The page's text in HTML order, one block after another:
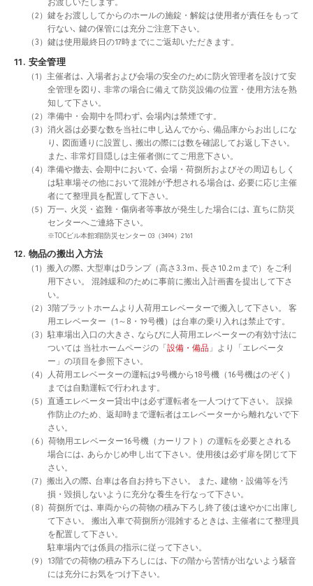
（2）鍵をお渡ししてからのホールの施錠・解錠は使用者が責任をもって
行ない､ 鍵の保管には充分ご注意下さい。
（3）鍵は使用最終日の17時までにご返却いただきます。
11. 安全管理
（1）主催者は､ 入場者および会場の安全のために防火管理者を設けて安
全管理を図り､ 非常の場合に備えて防災設備の位置・使用方法を熟
知して下さい。
（2）準備中・会期中を問わず､ 会場内は禁煙です。
（3）消火器は必要な数を当社に申し込んでから､ 備品庫からお出しにな
り､ 図面通りに設置し､ 搬出の際には数を確認してお返し下さい。
また､ 非常灯目隠しは主催者側にてご用意下さい。
（4）準備や撤去､ 会期中において､ 会場・荷捌所およびその周辺もしく
は駐車場その他において混雑が予想される場合は､ 必要に応じ主催
者にて整理員を配置して下さい。
（5）万一､ 火災・盗難・傷病者等事故が発生した場合には､ 直ちに防災
センターへご連絡下さい。
※TOCビル本館3階防災センター 03（3494）2161
12. 物品の搬出入方法
（1）搬入の際､ 大型車はDランプ（高さ3.3ｍ､ 長さ10.2ｍまで）をご利
用下さい。 混雑緩和のために事前に搬出入計画書を提出して下さ
い。
（2）3階プラットホームより人荷用エレベーターで搬入して下さい。 客
用エレベーター（1～8・19号機）は台車の乗り入れは禁止です。
（3）駐車場出入口の大きさ､ ならびに人荷用エレベーターの有効寸法に
ついては 当社ホームページの「設備・備品 」より「エレベータ
ー」の項目を参照下さい。
（4）人荷用エレベーターの運転は9号機から18号機（16号機はのぞく）
までは自動運転で行われます。
（5）直通エレベーター貸出中は必ず運転者を一人つけて下さい。 誤操
作防止のため、返却時まで運転者はエレベーターから離れないで下
さい。
（6）荷物用エレベーター16号機（カーリフト）の運転を必要とされる
場合には､ あらかじめ申し出て下さい。使用後は必ず扉を閉じて下
さい。
（7）搬出入の際､ 台車は各自お持ち下さい。 また､ 建物・設備等を汚
損・毀損しないように充分な養生を行なって下さい。
（8）荷捌所では､ 車両からの荷物の積み下ろし終了後は速やかに出庫し
て下さい。 搬出入車で荷捌所が混雑するときは､ 主催者にて整理員
を配置して下さい。
駐車場内では係員の指示に従って下さい。
（9）13階での荷物の積み下ろしには､ 下の階から苦情が出ないよう騒音
には充分にお気をつけ下さい。